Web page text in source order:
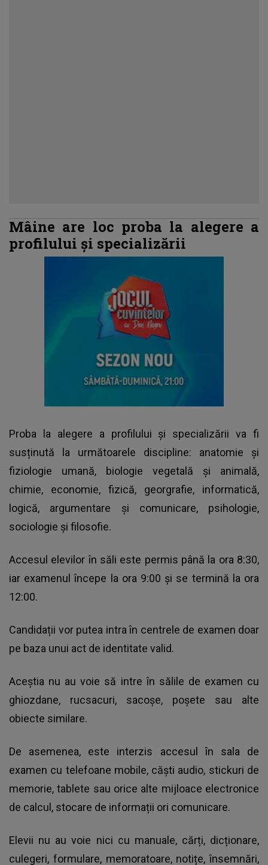
Mâine are loc proba la alegere a
profilului și specializării
Proba la alegere a profilului și specializării va fi
susținută la următoarele discipline: anatomie și
fiziologie umană, biologie vegetală și animală,
chimie, economie, fizică, georgrafie, informatică,
logică, argumentare și comunicare, psihologie,
sociologie și filosofie.
Accesul elevilor în săli este permis până la ora 8:30,
iar examenul începe la ora 9:00 și se termină la ora
12:00.
Candidații vor putea intra în centrele de examen doar
pe baza unui act de identitate valid.
Aceștia nu au voie să intre în sălile de examen cu
ghiozdane, rucsacuri, sacoșe, poșete sau alte
obiecte similare.
De asemenea, este interzis accesul în sala de
examen cu telefoane mobile, căști audio, stickuri de
memorie, tablete sau orice alte mijloace electronice
de calcul, stocare de informații ori comunicare.
Elevii nu au voie nici cu manuale, cărți, dicționare,
culegeri, formulare, memoratoare, notițe, însemnări,